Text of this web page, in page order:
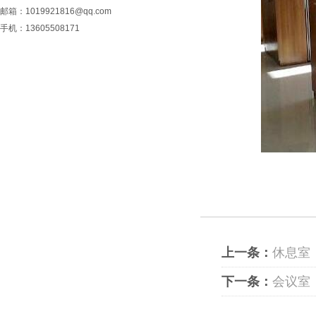
邮箱：1019921816@qq.com
手机：13605508171
上一条： 休息室
下一条： 会议室